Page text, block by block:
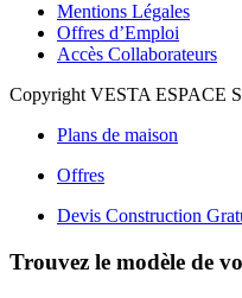
Mentions Légales
Offres d’Emploi
Accès Collaborateurs
Copyright VESTA ESPACE
Plans de maison
Offres
Devis Construction
Trouvez le modèle de